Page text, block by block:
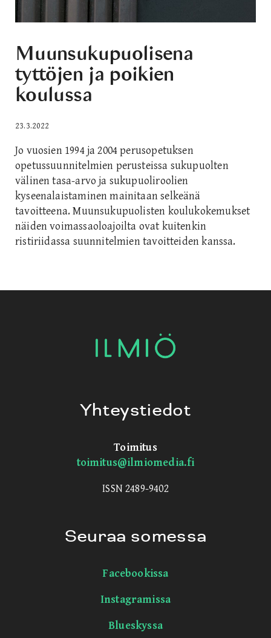
Muunsukupuolisena
tyttöjen ja poikien
koulussa
23.3.2022
Jo vuosien 1994 ja 2004 perusopetuksen
opetussuunnitelmien perusteissa sukupuolten
välinen tasa-arvo ja sukupuoliroolien
kyseenalaistaminen mainitaan selkeänä
tavoitteena. Muunsukupuolisten koulukokemukset
näiden voimassaoloajoilta ovat kuitenkin
ristiriidassa suunnitelmien tavoitteiden kanssa.
Yhteystiedot
Toimitus
toimitus@ilmiomedia.fi
ISSN 2489-9402
Seuraa somessa
Facebookissa
Instagramissa
Blueskyssa